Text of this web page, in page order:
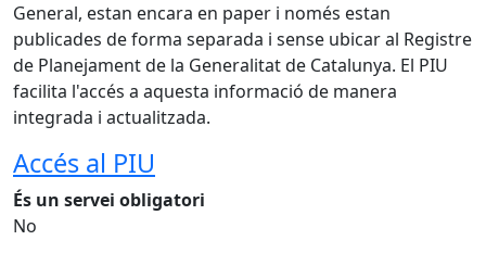
General, estan encara en paper i només estan
publicades de forma separada i sense ubicar al Registre
de Planejament de la Generalitat de Catalunya. El PIU
facilita l'accés a aquesta informació de manera
integrada i actualitzada.
Accés al PIU
És un servei obligatori
No